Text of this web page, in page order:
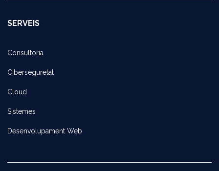
SERVEIS
Consultoria
Ciberseguretat
Cloud
Sistemes
Desenvolupament Web